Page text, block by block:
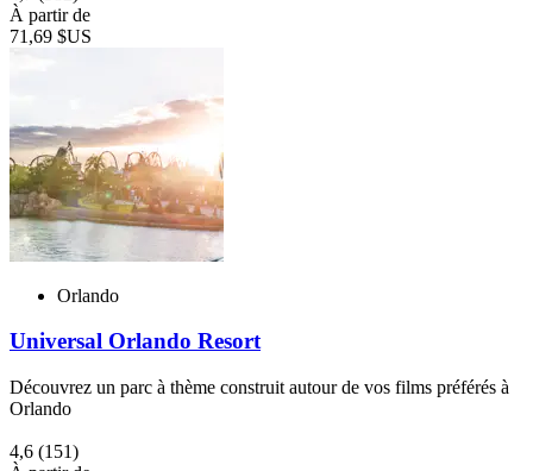
À partir de
71,69 $US
Orlando
Universal Orlando Resort
Découvrez un parc à thème construit autour de vos films préférés à
Orlando
4,6 (151)